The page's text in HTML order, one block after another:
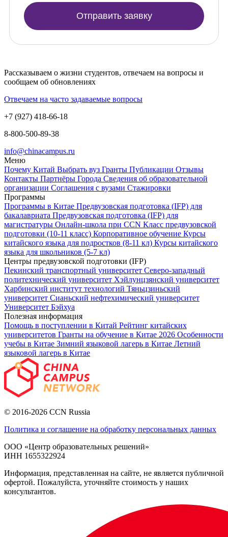
Отправить заявку
Рассказываем о жизни студентов, отвечаем на вопросы и
сообщаем об обновлениях
Отвечаем на часто задаваемые вопросы
+7 (927) 418-66-18
8-800-500-89-38
info@chinacampus.ru
Меню
Почему Китай Выбрать вуз Гранты Публикации Отзывы
Контакты Партнёры Города Сведения об образовательной
организации Соглашения с вузами Стажировки
Программы
Программы в Китае Предвузовская подготовка (IFP) для
бакалавриата Предвузовская подготовка (IFP) для
магистратуры Онлайн-школа при CCN Класс предвузовской
подготовки (10-11 класс) Корпоративное обучение Курсы
китайского языка для подростков (8-11 кл) Курсы китайского
языка для школьников (5-7 кл)
Центры предвузовской подготовки (IFP)
Пекинский транспортный университет Северо-западный
политехнический университет Хэйлунцзянский университет
Харбинский институт технологий Тяньцзиньский
университет Сианьский нефтехимический университет
Университет Бэйхуа
Полезная информация
Помощь в поступлении в Китай Рейтинг китайских
университетов Гранты на обучение в Китае 2026 Особенности
учебы в Китае Зимний языковой лагерь в Китае Летний
языковой лагерь в Китае
© 2016-2026 CCN Russia
Политика и соглашение на обработку персональных данных
ООО «Центр образовательных решений»
ИНН 1655322924
Информация, представленная на сайте, не является публичной
офертой. Пожалуйста, уточняйте стоимость у наших
консультантов.